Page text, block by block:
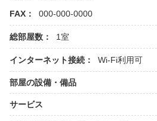
FAX：
000-000-0000
総部屋数： 1室
インターネット接続： Wi-Fi利用可
部屋の設備・備品
サービス